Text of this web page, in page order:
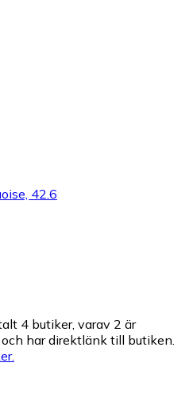
42.6
4 butiker, varav 2 är
har direktlänk till butiken.